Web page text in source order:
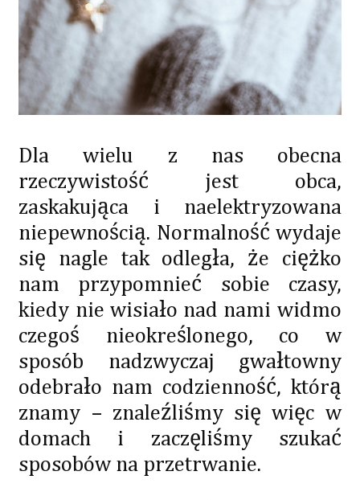
Dla wielu z nas obecna
rzeczywistość jest obca,
zaskakująca i naelektryzowana
niepewnością. Normalność wydaje
się nagle tak odległa, że ciężko
nam przypomnieć sobie czasy,
kiedy nie wisiało nad nami widmo
czegoś nieokreślonego, co w
sposób nadzwyczaj gwałtowny
odebrało nam codzienność, którą
znamy – znaleźliśmy się więc w
domach i zaczęliśmy szukać
sposobów na przetrwanie.